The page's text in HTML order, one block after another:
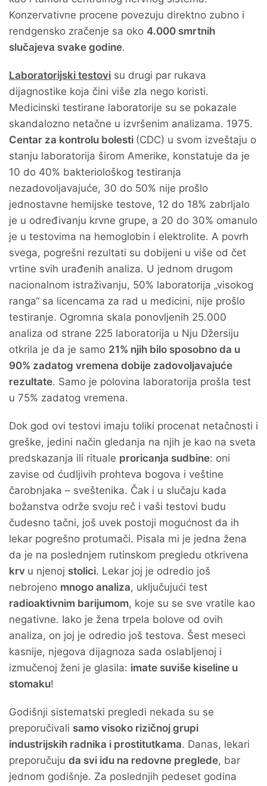
Konzervativne procene povezuju direktno zubno i
rendgensko zračenje sa oko 4.000 smrtnih
slučajeva svake godine.
Laboratorijski testovi su drugi par rukava
dijagnostike koja čini više zla nego koristi.
Medicinski testirane laboratorije su se pokazale
skandalozno netačne u izvršenim analizama. 1975.
Centar za kontrolu bolesti (CDC) u svom izveštaju o
stanju laboratorija širom Amerike, konstatuje da je
10 do 40% bakteriološkog testiranja
nezadovoljavajuće, 30 do 50% nije prošlo
jednostavne hemijske testove, 12 do 18% zabrljalo
je u određivanju krvne grupe, a 20 do 30% omanulo
je u testovima na hemoglobin i elektrolite. A povrh
svega, pogrešni rezultati su dobijeni u više od čet
vrtine svih urađenih analiza. U jednom drugom
nacionalnom istraživanju, 50% laboratorija „visokog
ranga“ sa licencama za rad u medicini, nije prošlo
testiranje. Ogromna skala ponovljenih 25.000
analiza od strane 225 laboratorija u Nju Džersiju
otkrila je da je samo 21% njih bilo sposobno da u
90% zadatog vremena dobije zadovoljavajuće
rezultate. Samo je polovina laboratorija prošla test
u 75% zadatog vremena.
Dok god ovi testovi imaju toliki procenat netačnosti i
greške, jedini način gledanja na njih je kao na sveta
predskazanja ili rituale proricanja sudbine: oni
zavise od ćudljivih prohteva bogova i veštine
čarobnjaka – sveštenika. Čak i u slučaju kada
božanstva održe svoju reč i vaši testovi budu
čudesno tačni, još uvek postoji mogućnost da ih
lekar pogrešno protumači. Pisala mi je jedna žena
da je na poslednjem rutinskom pregledu otkrivena
krv u njenoj stolici. Lekar joj je odredio još
nebrojeno mnogo analiza, uključujući test
radioaktivnim barijumom, koje su se sve vratile kao
negativne. Iako je žena trpela bolove od ovih
analiza, on joj je odredio još testova. Šest meseci
kasnije, njegova dijagnoza sada oslabljenoj i
izmučenoj ženi je glasila: imate suviše kiseline u
stomaku!
Godišnji sistematski pregledi nekada su se
preporučivali samo visoko rizičnoj grupi
industrijskih radnika i prostitutkama. Danas, lekari
preporučuju da svi idu na redovne preglede, bar
jednom godišnje. Za poslednjih pedeset godina